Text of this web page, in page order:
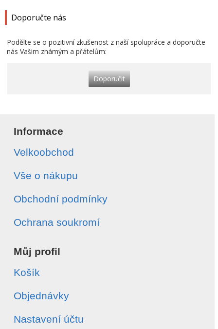
Doporučte nás
Podělte se o pozitivní zkušenost z naší spolupráce a doporučte
nás Vašim známým a přátelům:
Doporučit
Informace
Velkoobchod
Vše o nákupu
Obchodní podmínky
Ochrana soukromí
Můj profil
Košík
Objednávky
Nastavení účtu